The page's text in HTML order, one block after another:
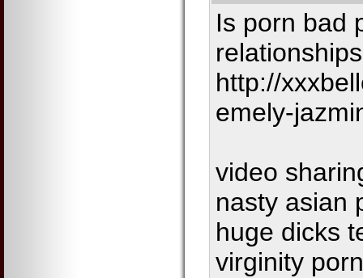
Is porn bad
http://
emely-
video
nasty asian
huge dicks
virginity